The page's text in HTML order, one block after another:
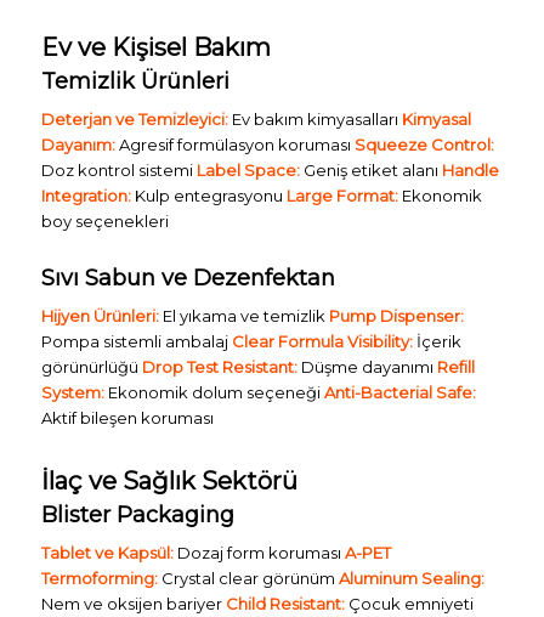
Ev ve Kişisel Bakım
Temizlik Ürünleri
Deterjan ve Temizleyici:Ev bakım kimyasalları Kimyasal
Dayanım:Agresif formülasyon koruması Squeeze Control:
Doz kontrol sistemi Label Space:Geniş etiket alanı Handle
Integration:Kulp entegrasyonu Large Format:Ekonomik
boy seçenekleri
Sıvı Sabun ve Dezenfektan
Hijyen Ürünleri:El yıkama ve temizlik Pump Dispenser:
Pompa sistemli ambalaj Clear Formula Visibility:İçerik
görünürlüğü Drop Test Resistant:Düşme dayanımı Refill
System:Ekonomik dolum seçeneğiAnti-Bacterial Safe:
Aktif bileşen koruması
İlaç ve Sağlık Sektörü
Blister Packaging
Tablet ve Kapsül:Dozaj form koruması A-PET
Termoforming:Crystal clear görünüm Aluminum Sealing:
Nem ve oksijen bariyer Child Resistant:Çocuk emniyeti